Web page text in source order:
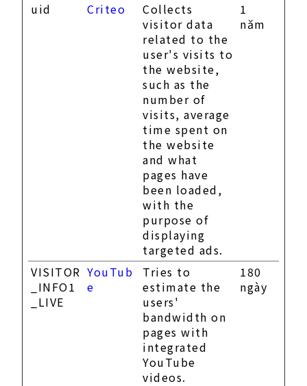
uid Criteo
Collects
visitor data
related to the
user's visits to
the website,
such as the
number of
visits, average
time spent on
the website
and what
pages have
been loaded,
with the
purpose of
displaying
targeted ads.
1
năm
VISITOR
_INFO1
_LIVE
YouTub
e
Tries to
estimate the
users'
bandwidth on
pages with
integrated
YouTube
videos.
180
ngày